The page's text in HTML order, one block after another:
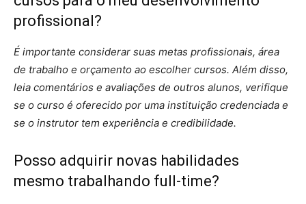
profissional?
É importante considerar suas metas profissionais, área
de trabalho e orçamento ao escolher cursos. Além disso,
leia comentários e avaliações de outros alunos, verifique
se o curso é oferecido por uma instituição credenciada e
se o instrutor tem experiência e credibilidade.
Posso adquirir novas habilidades
mesmo trabalhando full-time?